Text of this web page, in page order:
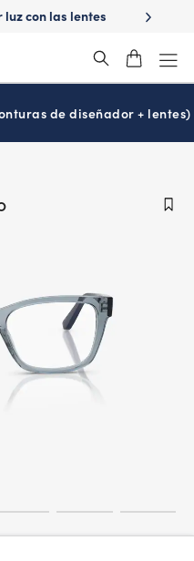
con las lentes
¿Es
de diseñador + lentes)